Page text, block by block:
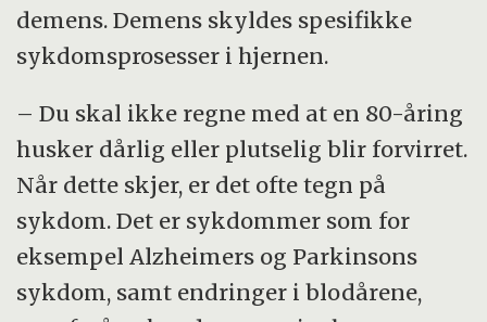
demens. Demens skyldes spesifikke
sykdomsprosesser i hjernen.
– Du skal ikke regne med at en 80-åring
husker dårlig eller plutselig blir forvirret.
Når dette skjer, er det ofte tegn på
sykdom. Det er sykdommer som for
eksempel Alzheimers og Parkinsons
sykdom, samt endringer i blodårene,